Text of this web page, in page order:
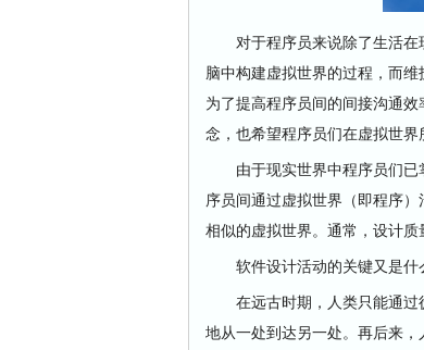
对于程序员来说除了生活在
脑中构建虚拟世界的过程，而
为了提高程序员间的间接沟通
念，也希望程序员们在虚拟世界
由于现实世界中程序员们已
序员间通过虚拟世界（即程序
相似的虚拟世界。通常，设计质
软件设计活动的关键又是什
在远古时期，人类只能通过
地从一处到达另一处。再后来